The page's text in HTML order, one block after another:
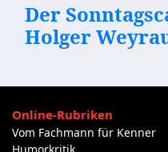
Der
Holger
Online-Rubriken
Vom Fachmann für Kenner